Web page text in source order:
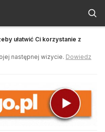
ułatwić Ci korzystanie z
następnej wizycie. Dowiedz